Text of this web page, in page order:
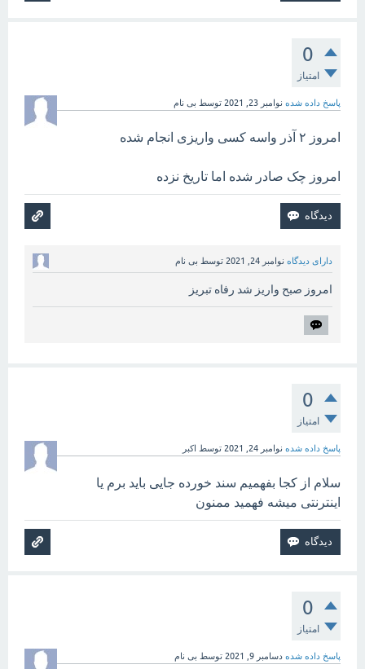
0
امتیاز
پاسخ داده شده نوامبر 23, 2021 توسط بی نام
امروز ۲ آذر واسه کسی واریزی انجام شده
امروز چک صادر شده اما تاریخ نزده
دارای دیدگاه نوامبر 24, 2021 توسط بی نام
امروز صبح واریز شد رفاه تبریز
0
امتیاز
پاسخ داده شده نوامبر 24, 2021 توسط اکبر
سلام از کجا بفهمیم سند خورده جایی باید برم یا
اینترنتی میشه فهمید ممنون
0
امتیاز
پاسخ داده شده دسامبر 9, 2021 توسط بی نام